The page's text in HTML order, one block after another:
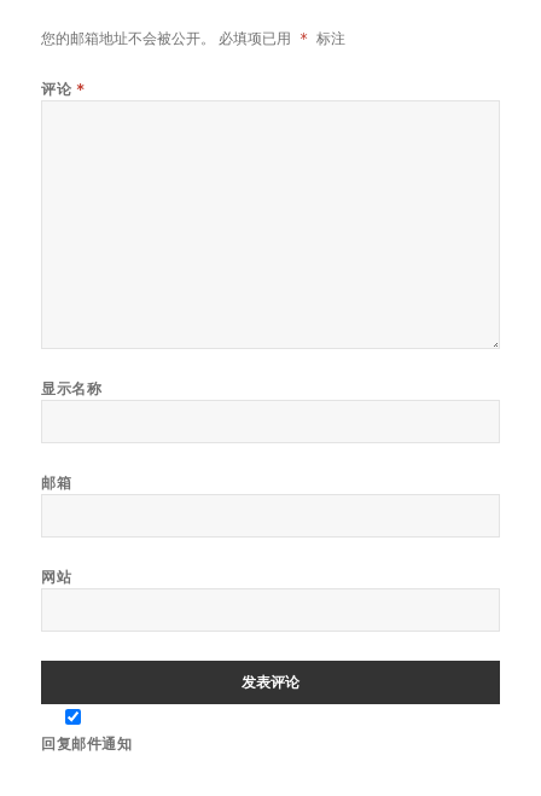
您的邮箱地址不会被公开。 必填项已用 * 标注
评论 *
显示名称
邮箱
网站
回复邮件通知